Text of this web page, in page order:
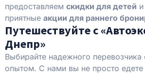
предоставляем скидки для детей
приятные акции для раннего
Путешествуйте с
Днепр»
Выбирайте надежного перевозчика
опытом. С нами вы не просто едете